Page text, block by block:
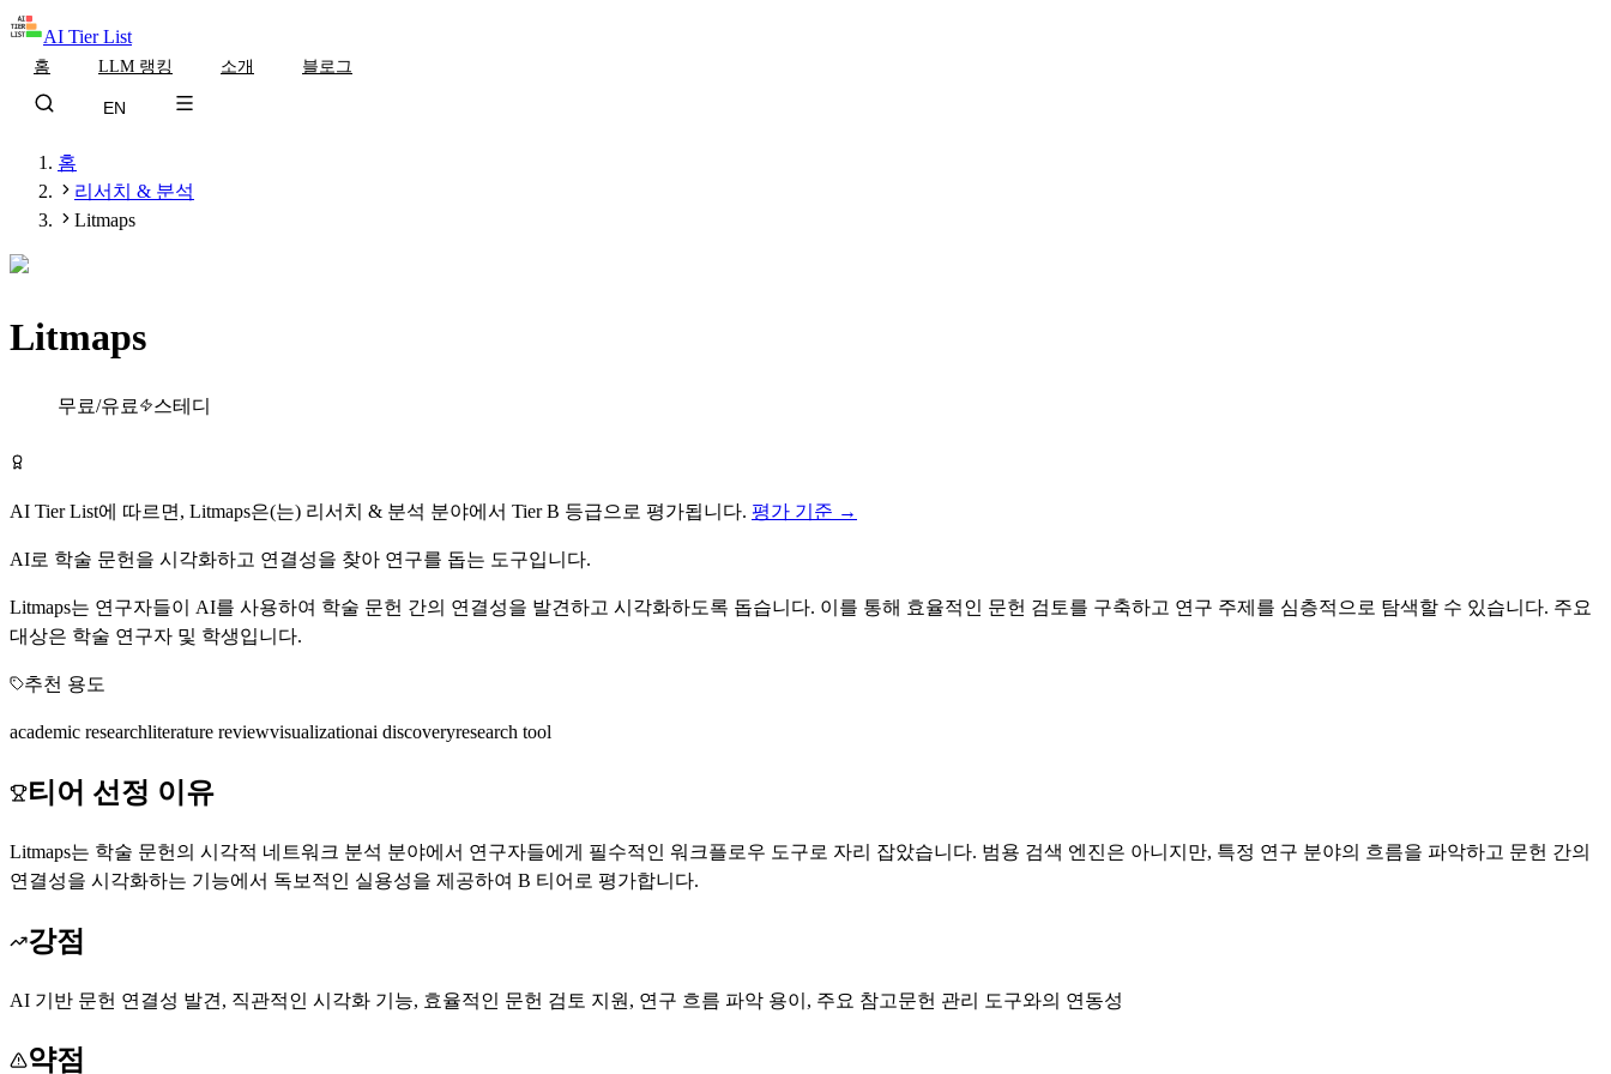
AI Tier List
홈 LLM 랭킹 소개 블로그
EN
홈
리서치 & 분석
Litmaps
Litmaps
무료/유료 스테디
AI Tier List에 따르면, Litmaps은(는) 리서치 & 분석 분야에서 TierB 등급으로 평가됩니다. 평가 기준 →
AI로 학술 문헌을 시각화하고 연결성을 찾아 연구를 돕는 도구입니다.
Litmaps는 연구자들이 AI를 사용하여 학술 문헌 간의 연결성을 발견하고 시각화하도록 돕습니다. 이를 통해 효율적인 문헌 검토를 구축하고 연구 주제를 심층적으로 탐색할 수 있습니다. 주요
대상은 학술 연구자 및 학생입니다.
추천 용도
academic researchliterature reviewvisualizationai discoveryresearch tool
티어 선정 이유
Litmaps는 학술 문헌의 시각적 네트워크 분석 분야에서 연구자들에게 필수적인 워크플로우 도구로 자리 잡았습니다. 범용 검색 엔진은 아니지만, 특정 연구 분야의 흐름을 파악하고 문헌 간의
연결성을 시각화하는 기능에서 독보적인 실용성을 제공하여 B 티어로 평가합니다.
강점
AI 기반 문헌 연결성 발견, 직관적인 시각화 기능, 효율적인 문헌 검토 지원, 연구 흐름 파악 용이, 주요 참고문헌 관리 도구와의 연동성
약점